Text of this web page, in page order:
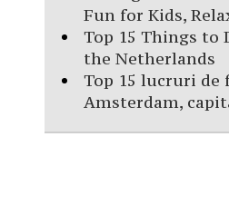
Fun for Kids,
Top 15 Things to
the Netherlands
Top 15 lucruri de
Amsterdam,